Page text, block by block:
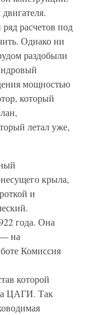
расчетов под
Однако ни
раздобыли
мощностью
который
летал уже,
крыла,
и
года. Она
— на
Комиссия
которой
ЦАГИ. Так